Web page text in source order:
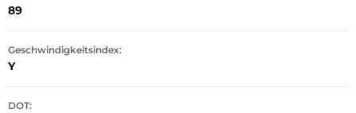
89
Geschwindigkeitsindex:
Y
DOT: